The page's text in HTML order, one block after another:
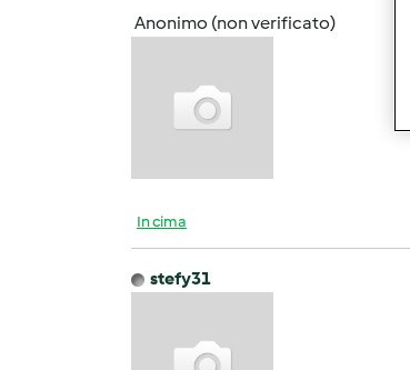
Anonimo (non verificato)
In cima
stefy31